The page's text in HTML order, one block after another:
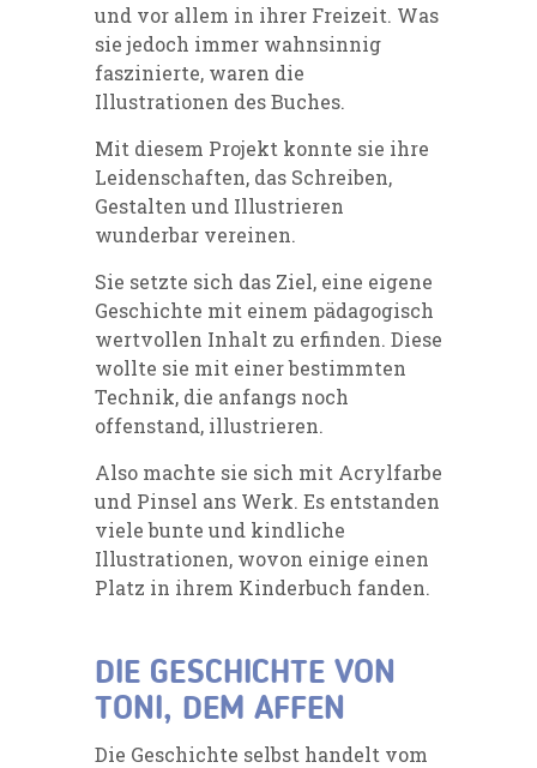
und vor allem in ihrer Freizeit. Was
sie jedoch immer wahnsinnig
faszinierte, waren die
Illustrationen des Buches.
Mit diesem Projekt konnte sie ihre
Leidenschaften, das Schreiben,
Gestalten und Illustrieren
wunderbar vereinen.
Sie setzte sich das Ziel, eine eigene
Geschichte mit einem pädagogisch
wertvollen Inhalt zu erfinden. Diese
wollte sie mit einer bestimmten
Technik, die anfangs noch
offenstand, illustrieren.
Also machte sie sich mit Acrylfarbe
und Pinsel ans Werk. Es entstanden
viele bunte und kindliche
Illustrationen, wovon einige einen
Platz in ihrem Kinderbuch fanden.
DIE GESCHICHTE VON
TONI, DEM AFFEN
Die Geschichte selbst handelt vom